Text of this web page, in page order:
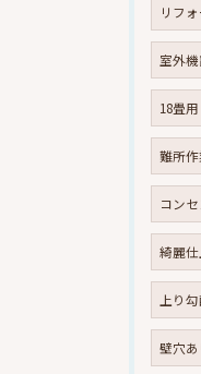
リフ
室外
18畳用
難所作
コン
綺麗
上り
壁穴あ